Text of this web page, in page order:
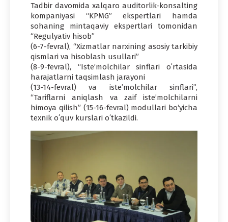
Tadbir davomida xalqaro auditorlik-konsalting
kompaniyasi “KPMG” ekspertlari hamda
sohaning mintaqaviy ekspertlari tomonidan
“Regulyativ hisob”
(6-7-fevral), “Xizmatlar narxining asosiy tarkibiy
qismlari va hisoblash usullari”
(8-9-fevral), “Isteʼmolchilar sinflari oʻrtasida
harajatlarni taqsimlash jarayoni
(13-14-fevral) va isteʼmolchilar sinflari”,
“Tariflarni aniqlash va zaif isteʼmolchilarni
himoya qilish” (15-16-fevral) modullari bo‘yicha
texnik oʻquv kurslari oʻtkazildi.